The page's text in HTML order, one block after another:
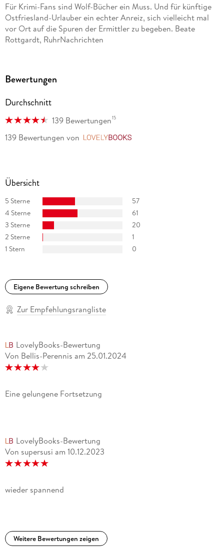
begeistern Millionen von Zuschauern zur besten Sendezeit.
Für Krimi-Fans sind Wolf-Bücher ein Muss. Und für künftige
Ostfriesland-Urlauber ein echter Anreiz, sich vielleicht mal
vor Ort auf die Spuren der Ermittler zu begeben. Beate
Rottgardt, RuhrNachrichten
von Wolf und so typisch auch für sein jüngstes Werk. Main-
Echo
An ihm und seinem neuen Buch kommt im Moment niemand
der bis zum Finale fesselt. Siegener Zeitung
Wer keine Zeit zum Lesen hat, sollte die Finger vom zehnten
Band lassen, denn Ostfriesenschwur hat Suchtpotenzial.
Sonntagsjournal
Der Mann kann unheimlich gut und spannend erzählen, er
Bewertungen
Durchschnitt
139 Bewertungen15
139 Bewertungen von
Übersicht
5 Sterne
57
4 Sterne
61
3 Sterne
20
2 Sterne
1
1 Stern
0
Eigene Bewertung schreiben
Zur Empfehlungsrangliste
LovelyBooks-Bewertung
Von Bellis-Perennis am 25.01.2024
Eine gelungene Fortsetzung
LovelyBooks-Bewertung
Von supersusi am 10.12.2023
wieder spannend
Weitere Bewertungen zeigen